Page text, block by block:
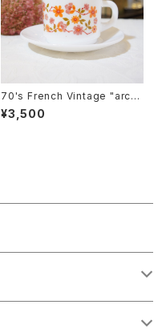
70's French Vintage "arco
pal [アルコパル]" Milk-Glass
Floral Design Cup&Saucer
¥3,500